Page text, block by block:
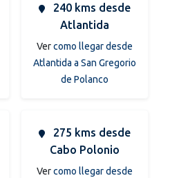
240 kms desde
Atlantida
Vercomo llegar desde
Atlantida a San Gregorio
de Polanco
275 kms desde
Cabo Polonio
Vercomo llegar desde